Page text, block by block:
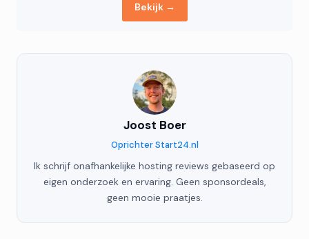
Bekijk →
Joost Boer
Oprichter Start24.nl
Ik schrijf onafhankelijke hosting reviews gebaseerd op
eigen onderzoek en ervaring. Geen sponsordeals,
geen mooie praatjes.